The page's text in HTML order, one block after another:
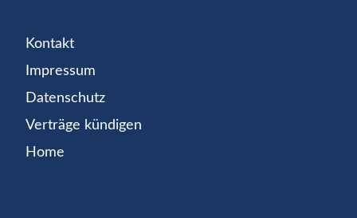
Kontakt
Impressum
Datenschutz
Verträge kündigen
Home